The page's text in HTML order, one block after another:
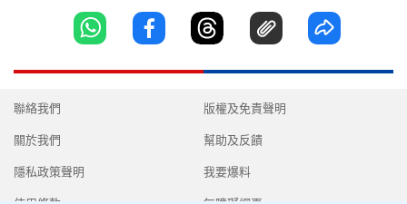
聯絡我們
關於我們
隱私政策聲明
版權及免責聲明
幫助及反饋
我要爆料